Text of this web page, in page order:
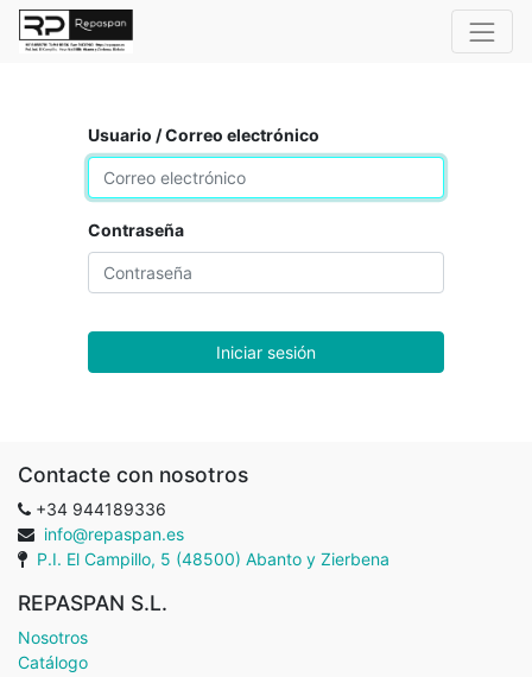
Usuario / Correo electrónico
Contraseña
Iniciar sesión
Contacte con nosotros
+34 944189336
info@repaspan.es
P.I. El Campillo, 5 (48500) Abanto y Zierbena
REPASPAN S.L.
Nosotros
Catálogo